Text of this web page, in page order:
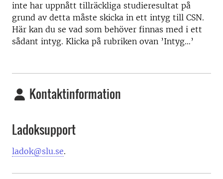
inte har uppnått tillräckliga studieresultat på
grund av detta måste skicka in ett intyg till CSN.
Här kan du se vad som behöver finnas med i ett
sådant intyg. Klicka på rubriken ovan ’Intyg…’
Kontaktinformation
Ladoksupport
ladok@slu.se.